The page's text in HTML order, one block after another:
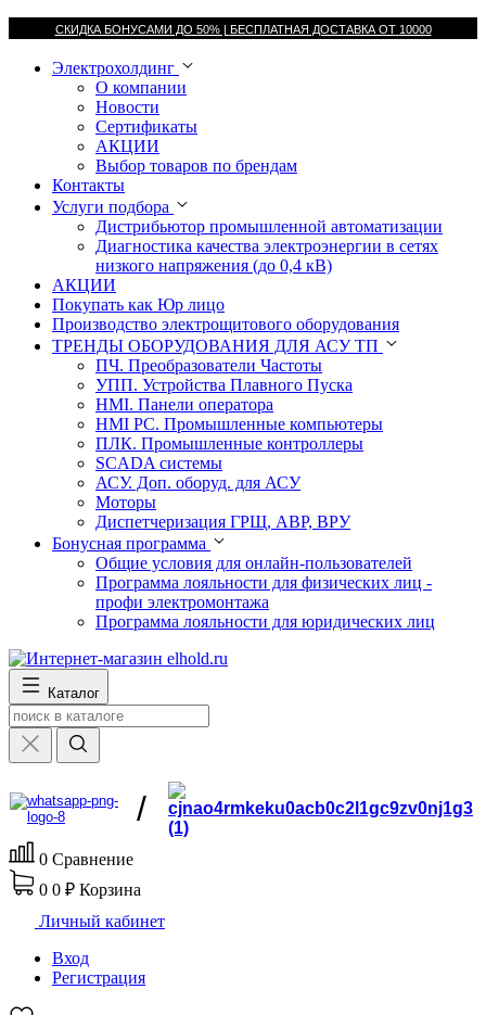
СКИДКА БОНУСАМИ ДО 50% | БЕСПЛАТНАЯ ДОСТАВКА ОТ 10000
Электрохолдинг
О компании
Новости
Сертификаты
АКЦИИ
Выбор товаров по брендам
Контакты
Услуги подбора
Дистрибьютор промышленной автоматизации
Диагностика качества электроэнергии в сетях
низкого напряжения (до 0,4 кВ)
АКЦИИ
Покупать как Юр лицо
Производство электрощитового оборудования
ТРЕНДЫ ОБОРУДОВАНИЯ ДЛЯ АСУ ТП
ПЧ. Преобразователи Частоты
УПП. Устройства Плавного Пуска
HMI. Панели оператора
HMI РС. Промышленные компьютеры
ПЛК. Промышленные контроллеры
SCADA системы
АСУ. Доп. оборуд. для АСУ
Моторы
Диспетчеризация ГРЩ, АВР, ВРУ
Бонусная программа
Общие условия для онлайн-пользователей
Программа лояльности для физических лиц -
профи электромонтажа
Программа лояльности для юридических лиц
Каталог
/
0 Сравнение
0 0 ₽ Корзина
Личный кабинет
Вход
Регистрация